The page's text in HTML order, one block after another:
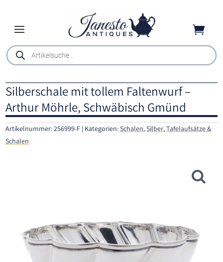

Products
search
Silberschale mit tollem Faltenwurf –
Arthur Möhrle, Schwäbisch Gmünd
Artikelnummer:256999-F Kategorien:Schalen,Silber,Tafelaufsätze &
Schalen